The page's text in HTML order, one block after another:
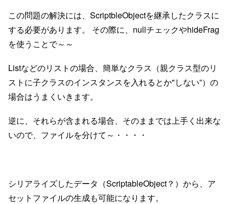
この問題の解決には、ScriptbleObjectを継承したクラスに
する必要があります。 その際に、nullチェックやhideFrag
を使うことで～～
Listなどのリストの場合、簡単なクラス（親クラス型のリ
ストに子クラスのインスタンスを入れるとか"しない”）の
場合はうまくいきます。
逆に、それらが含まれる場合、そのままでは上手く出来な
いので、ファイルを分けて～・・・・
シリアライズしたデータ（ScriptableObject？）から、ア
セットファイルの生成も可能になります。